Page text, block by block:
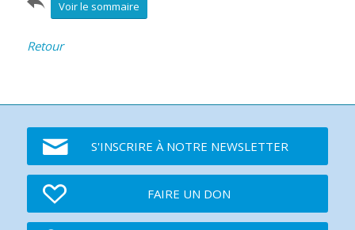
Voir le sommaire
Retour
S'INSCRIRE À NOTRE NEWSLETTER
FAIRE UN DON